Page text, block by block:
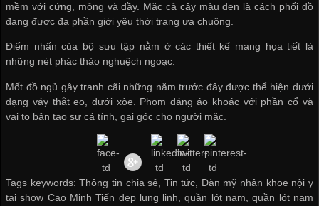
mềm với cứng, mỏng và dầy. Mặc cả cây màu đen là cách phối đồ
đang được đa phần giới yêu thời trang ưa chuộng.
Điểm nhấn của bộ sưu tập nằm ở các thiết kế mang họa tiết là
những nét phác thảo nghuệch ngoạc.
Mốt đồ ngủ gây tranh cãi những năm trước đây được thể hiện dưới
dạng váy thắt eo, dưới xòe. Phom dáng áo khoác với phần cổ và
vai to bản tạo sự cá tính, gai góc cho người mặc.
Tags keywords: Thông tin chia sẻ, Tin tức, Dàn mỹ nhân khoe nội y
tại show Cao Minh Tiến đẹp lung linh, quần lót nam, quần lót nam